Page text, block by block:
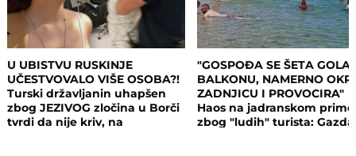
U UBISTVU RUSKINJE
UČESTVOVALO VIŠE OSOBA?!
Turski državljanin uhapšen
zbog JEZIVOG zločina u Borči
tvrdi da nije kriv, na
"GOSPOĐA SE ŠETA GOLA
BALKONU, NAMERNO
ZADNJICU I PROVOCIRA"
Haos na jadranskom
zbog "ludih" turista: